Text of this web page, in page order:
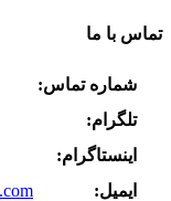
تماس با ما
شماره تماس:
تلگرام:
اینستاگرام:
ایمیل: